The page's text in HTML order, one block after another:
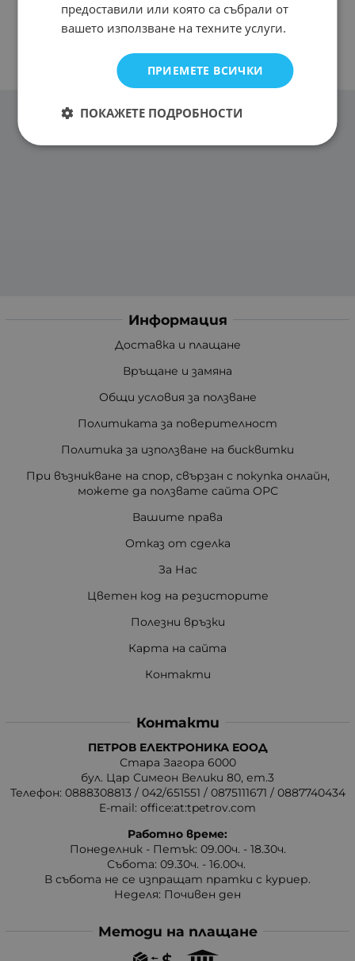
Информация
Доставка и плащане
Връщане и замяна
Общи условия за ползване
Политиката за поверителност
Политика за използване на бисквитки
При възникване на спор, свързан с покупка онлайн,
можете да ползвате сайта ОРС
Вашите права
Отказ от сделка
За Нас
Цветен код на резисторите
Полезни връзки
Карта на сайта
Контакти
Контакти
ПЕТРОВ ЕЛЕКТРОНИКА ЕООД
Стара Загора 6000
бул. Цар Симеон Велики 80, ет.3
Телефон: 0888308813 / 042/651551 / 0875111671 / 0887740434
E-mail: office:at:tpetrov.com
Работно време:
Понеделник - Петък: 09.00ч. - 18.30ч.
Събота: 09.30ч. - 16.00ч.
В събота не се изпращат пратки с куриер.
Неделя: Почивен ден
Методи на плащане
предоставили или която са събрали от
вашето използване на техните услуги.
ПРИЕМЕТЕ ВСИЧКИ
ПОКАЖЕТЕ ПОДРОБНОСТИ